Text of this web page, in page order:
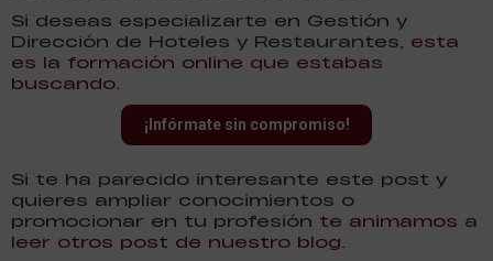
Si deseas especializarte en Gestión y
Dirección de Hoteles y Restaurantes, esta
es la formación online que estabas
buscando.
¡Infórmate sin compromiso!
Si te ha parecido interesante este post y
quieres ampliar conocimientos o
promocionar en tu profesión te animamos a
leer otros post de nuestro blog.